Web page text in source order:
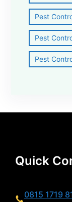
Pest
Pest
Pest
Quick
0815 1719